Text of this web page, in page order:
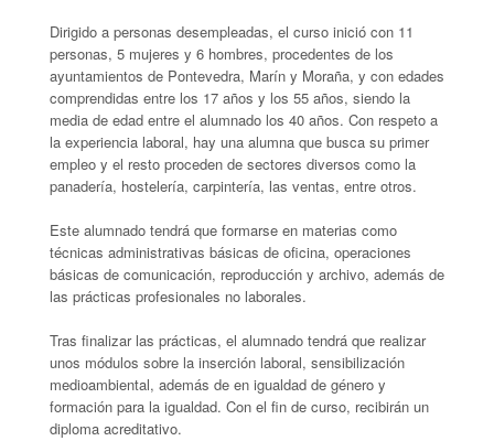
Dirigido a personas desempleadas, el curso inició con 11
personas, 5 mujeres y 6 hombres, procedentes de los
ayuntamientos de Pontevedra, Marín y Moraña, y con edades
comprendidas entre los 17 años y los 55 años, siendo la
media de edad entre el alumnado los 40 años. Con respeto a
la experiencia laboral, hay una alumna que busca su primer
empleo y el resto proceden de sectores diversos como la
panadería, hostelería, carpintería, las ventas, entre otros.
Este alumnado tendrá que formarse en materias como
técnicas administrativas básicas de oficina, operaciones
básicas de comunicación, reproducción y archivo, además de
las prácticas profesionales no laborales.
Tras finalizar las prácticas, el alumnado tendrá que realizar
unos módulos sobre la inserción laboral, sensibilización
medioambiental, además de en igualdad de género y
formación para la igualdad. Con el fin de curso, recibirán un
diploma acreditativo.